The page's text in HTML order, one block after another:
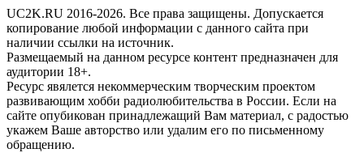
UC2K.RU 2016-2026. Все права защищены. Допускается
копирование любой информации с данного сайта при
наличии ссылки на источник.
Размещаемый на данном ресурсе контент предназначен для
аудитории 18+.
Ресурс явялется некоммерческим творческим проектом
развивающим хобби радиолюбительства в России. Если на
сайте опубикован принадлежащий Вам материал, с радостью
укажем Ваше авторство или удалим его по письменному
обращению.